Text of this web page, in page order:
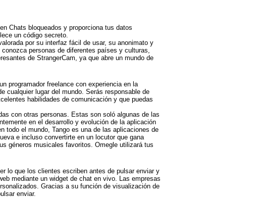
Chats bloqueados y proporciona tus datos
un código secreto.
por su interfaz fácil de usar, su anonimato y
personas de diferentes países y culturas,
de StrangerCam, ya que abre un mundo de
programador freelance con experiencia en la
cualquier lugar del mundo. Serás responsable de
habilidades de comunicación y que puedas
con otras personas. Estas son soló algunas de las
en el desarrollo y evolución de la aplicación
todo el mundo, Tango es una de las aplicaciones de
e incluso convertirte en un locutor que gana
géneros musicales favoritos. Omegle utilizará tus
lo que los clientes escriben antes de pulsar enviar y
mediante un widget de chat en vivo. Las empresas
Gracias a su función de visualización de
enviar.